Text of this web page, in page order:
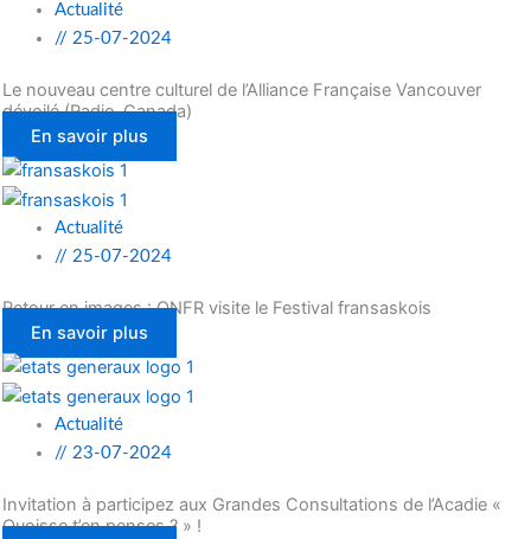
Actualité
// 25-07-2024
Le nouveau centre culturel de l’Alliance Française Vancouver
dévoilé (Radio-Canada)
En savoir plus
Actualité
// 25-07-2024
Retour en images : ONFR visite le Festival fransaskois
En savoir plus
Actualité
// 23-07-2024
Invitation à participez aux Grandes Consultations de l’Acadie «
Quoisse t’en penses ? » !